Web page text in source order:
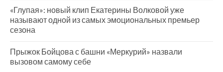
«Глупая»: новый клип Екатерины Волковой уже
называют одной из самых эмоциональных премьер
сезона
Прыжок Бойцова с башни «Меркурий» назвали
вызовом самому себе